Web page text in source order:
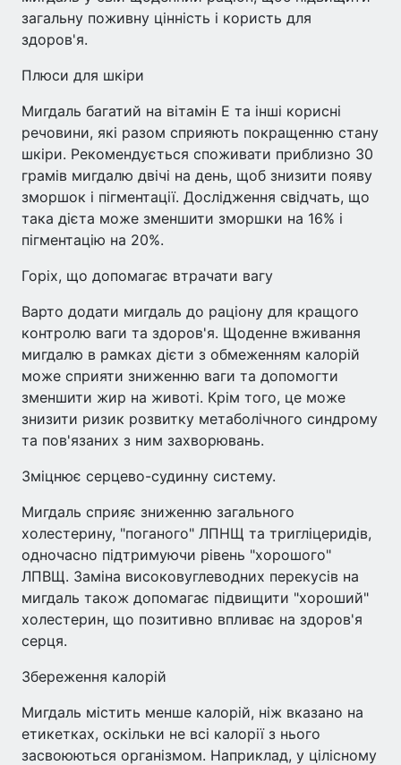
загальну поживну цінність і користь для
здоров'я.
Плюси для шкіри
Мигдаль багатий на вітамін Е та інші корисні
речовини, які разом сприяють покращенню стану
шкіри. Рекомендується споживати приблизно 30
грамів мигдалю двічі на день, щоб знизити появу
зморшок і пігментації. Дослідження свідчать, що
така дієта може зменшити зморшки на 16% і
пігментацію на 20%.
Горіх, що допомагає втрачати вагу
Варто додати мигдаль до раціону для кращого
контролю ваги та здоров'я. Щоденне вживання
мигдалю в рамках дієти з обмеженням калорій
може сприяти зниженню ваги та допомогти
зменшити жир на животі. Крім того, це може
знизити ризик розвитку метаболічного синдрому
та пов'язаних з ним захворювань.
Зміцнює серцево-судинну систему.
Мигдаль сприяє зниженню загального
холестерину, "поганого" ЛПНЩ та тригліцеридів,
одночасно підтримуючи рівень "хорошого"
ЛПВЩ. Заміна високовуглеводних перекусів на
мигдаль також допомагає підвищити "хороший"
холестерин, що позитивно впливає на здоров'я
серця.
Збереження калорій
Мигдаль містить менше калорій, ніж вказано на
етикетках, оскільки не всі калорії з нього
засвоюються організмом. Наприклад, у цілісному